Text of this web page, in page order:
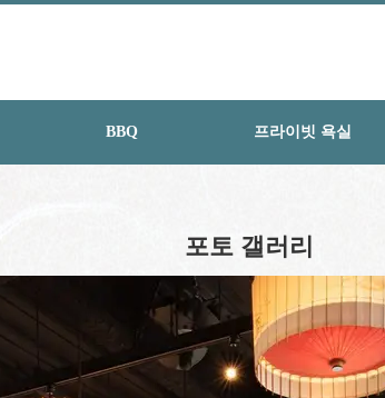
BBQ 프라이빗 욕실
포토 갤러리